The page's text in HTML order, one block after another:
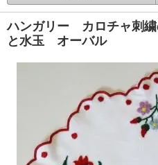
ハンガリー カロチャ刺
と水玉 オーバル